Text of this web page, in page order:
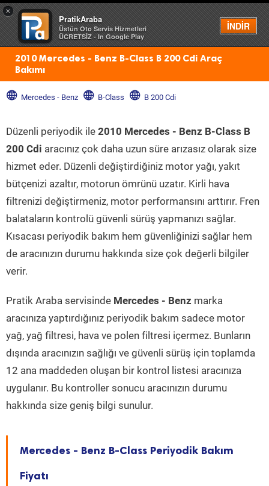
×
PratikAraba
Üstün Oto Servis Hizmetleri
ÜCRETSİZ - In Google Play
İNDİR
Menü
2010 Mercedes - Benz B-Class B 200 Cdi Araç
Bakımı
Mercedes - Benz B-Class B 200 Cdi
Düzenli periyodik ile 2010 Mercedes - Benz B-Class B
200 Cdi aracınız çok daha uzun süre arızasız olarak size
hizmet eder. Düzenli değiştirdiğiniz motor yağı, yakıt
bütçenizi azaltır, motorun ömrünü uzatır. Kirli hava
filtrenizi değiştirmeniz, motor performansını arttırır. Fren
balataların kontrolü güvenli sürüş yapmanızı sağlar.
Kısacası periyodik bakım hem güvenliğinizi sağlar hem
de aracınızın durumu hakkında size çok değerli bilgiler
verir.
Pratik Araba servisinde Mercedes - Benz marka
aracınıza yaptırdığınız periyodik bakım sadece motor
yağ, yağ filtresi, hava ve polen filtresi içermez. Bunların
dışında aracınızın sağlığı ve güvenli sürüş için toplamda
12 ana maddeden oluşan bir kontrol listesi aracınıza
uygulanır. Bu kontroller sonucu aracınızın durumu
hakkında size geniş bilgi sunulur.
Mercedes - Benz B-Class Periyodik Bakım
Fiyatı